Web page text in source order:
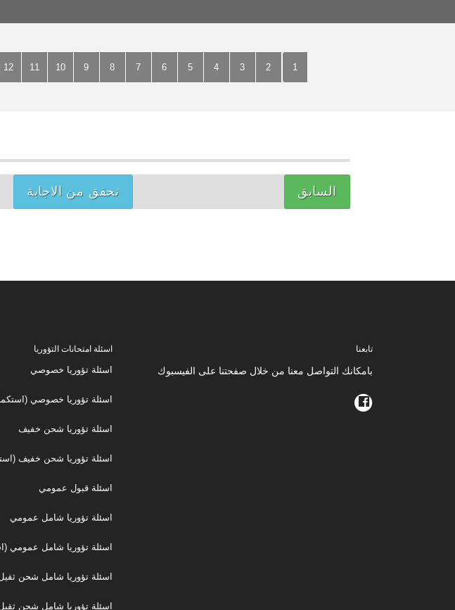
1
2
3
4
5
6
7
8
9
10
11
12
السابق تحقق من الاجابة
اسئلة امتحانات التؤوريا
اسئلة تؤوريا خصوصي
اسئلة تؤوريا خصوصي
اسئلة تؤوريا شحن خفيف
اسئلة تؤوريا شحن خفيف
اسئلة قبول عمومي
اسئلة تؤوريا شامل عمومي
اسئلة تؤوريا شامل عمومي
اسئلة تؤوريا شامل شحن
اسئلة تؤوريا شامل شحن
تابعنا
بامكانك التواصل معنا من خلال صفحتنا على الفيسبوك